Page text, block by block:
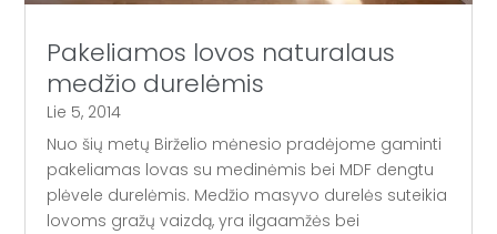
Pakeliamos lovos naturalaus
medžio durelėmis
Lie 5, 2014
Nuo šių metų Birželio mėnesio pradėjome gaminti
pakeliamas lovas su medinėmis bei MDF dengtu
plėvele durelėmis. Medžio masyvo durelės suteikia
lovoms gražų vaizdą, yra ilgaamžės bei